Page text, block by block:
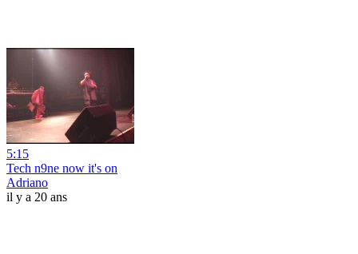
5:15
Tech n9ne now it's on
Adriano
il y a 20 ans